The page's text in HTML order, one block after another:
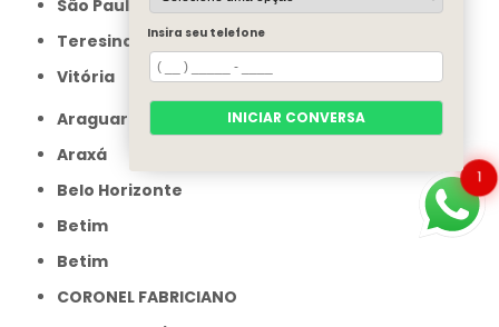
São Paulo
Teresina
Vitória
Araguari
Araxá
Belo Horizonte
Betim
Betim
CORONEL FABRICIANO
1
Insira seu telefone
INICIAR CONVERSA